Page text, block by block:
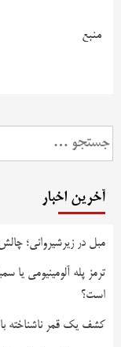
منبع
آخرین اخبار
مبل در زیرشیروانی؛
ترمز پله آلومینیومی یا
است؟
کشف یک قمر ناشناخته